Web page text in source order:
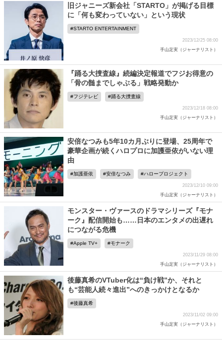
旧ジャニーズ新会社「STARTO」が掲げる目標
に「何も変わっていない」という現状
STARTO ENTERTAINMENT
2023/12/25 08:00
手山足実（ジャーナリスト）
『踊る大捜査線』続編決定報道でフジお得意の
「骨の髄までしゃぶる」戦略発動か
フジテレビ 踊る大捜査線
2023/12/18 08:00
手山足実（ジャーナリスト）
安倍なつみも5年10カ月ぶりに登場、25周年で
豪華企画が続くハロプロに加護亜依がいない理
由
加護亜依 安倍なつみ ハロープロジェクト
2023/12/10 09:00
手山足実（ジャーナリスト）
モンスター・ヴァースのドラマシリーズ『モナ
ーク』配信開始も……日本のエンタメの出遅れ
につながる危機
Apple TV+ モナーク
2023/11/29 08:00
手山足実（ジャーナリスト）
後藤真希のVTuber化は“負け戦”か、それと
も“芸能人続々進出”へのきっかけとなるか
後藤真希
2023/11/02 09:00
手山足実（ジャーナリスト）